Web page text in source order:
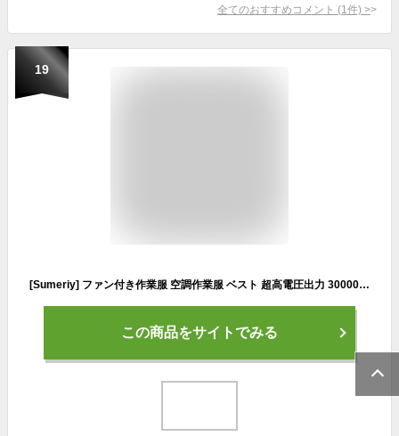
全てのおすすめコメント (1 件) >
19
[Sumeriy] ファン付き作業服 空調作業服 ベスト 超高電圧出力 30000mAhバッテリ 最大30時間連続使用 ファン付きベスト 国産9枚ファン 大風量 静音 4段階風量調節 空調作業服 ファンバッテリーセット 薄型 吸汗速乾 UVカット 熱中症予防 暑さ対策 屋内外作業 通勤 ゴルフ 男女兼用 (L, ホワイト)
この商品をサイトでみる